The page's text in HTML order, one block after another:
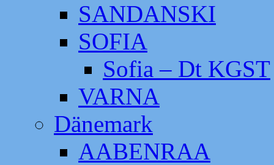
SANDANSKI
SOFIA
Sofia – Dt KGST
VARNA
Dänemark
AABENRAA